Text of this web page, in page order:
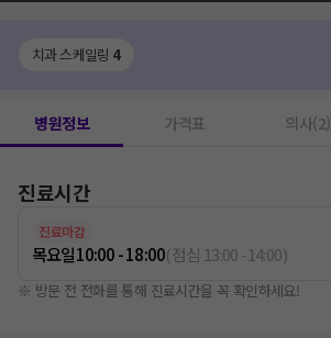
치과 스케일링 4
병원정보 가격표 의사(2)
진료시간
진료마감
목요일10:00 - 18:00(점심 13:00-14:00)
※ 방문 전 전화를 통해 진료시간을 꼭 확인하세요!